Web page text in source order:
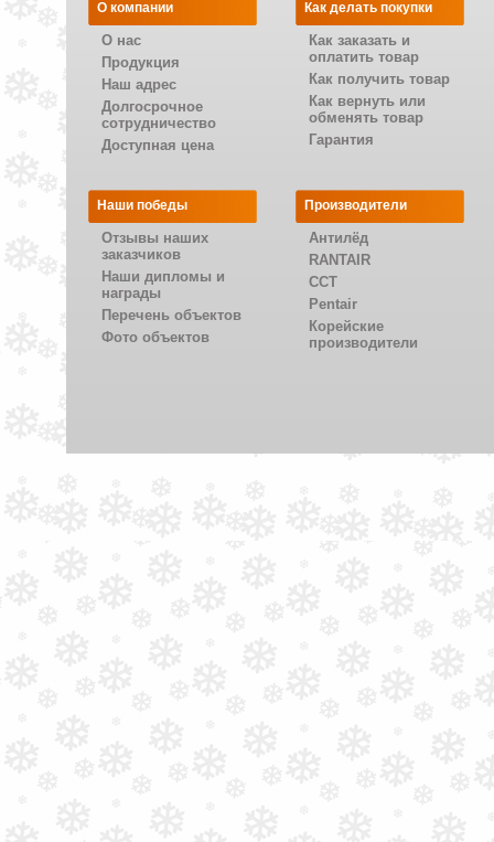
О компании
О нас
Продукция
Наш адрес
Долгосрочное
сотрудничество
Доступная цена
Как делать покупки
Как заказать и
оплатить товар
Как получить товар
Как вернуть или
обменять товар
Гарантия
Наши победы
Отзывы наших
заказчиков
Наши дипломы и
награды
Перечень объектов
Фото объектов
Производители
Антилёд
RANTAIR
CCT
Pentair
Корейские
производители